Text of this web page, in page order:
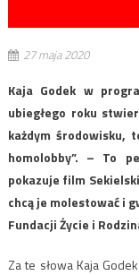
27 maja 2020
Kaja Godek w
ubiegłego roku
każdym środowisku,
homolobby”. – To
pokazuje film
chcą je molestować i
Fundacji Życie i
Za te słowa Kaja